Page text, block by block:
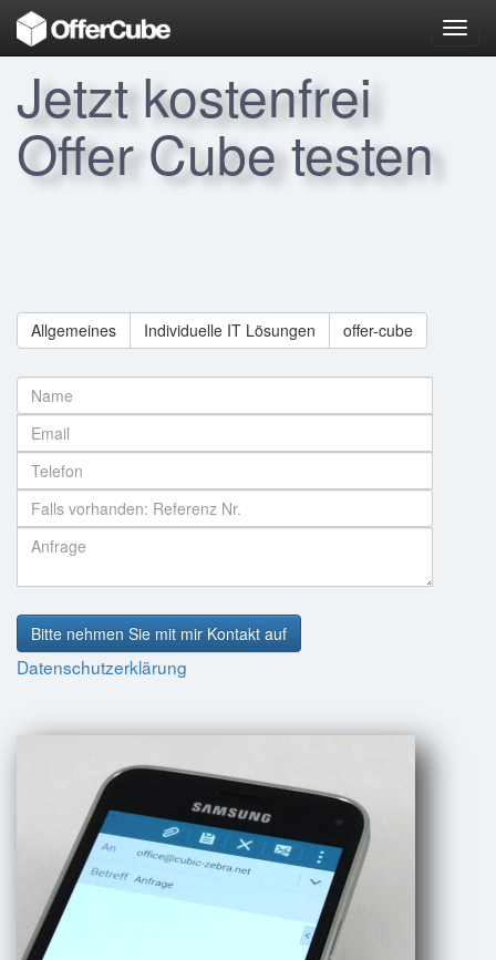
Jetzt kostenfrei
Offer Cube testen
Allgemeines Individuelle IT Lösungen offer-cube
Bitte nehmen Sie mit mir Kontakt auf
Datenschutzerklärung